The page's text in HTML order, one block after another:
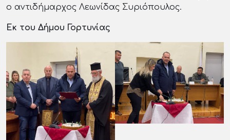
ο αντιδήμαρχος Λεωνίδας Συριόπουλος.
Εκ του Δήμου Γορτυνίας